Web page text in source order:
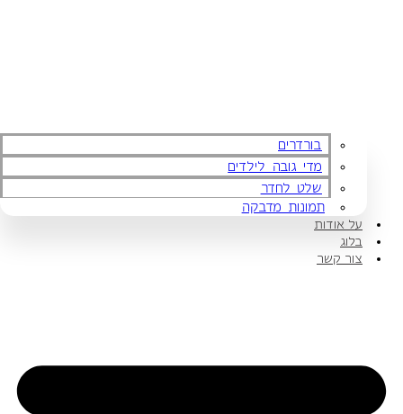
בורדרים
מדי גובה לילדים
שלט לחדר
תמונות מדבקה
על אודות
בלוג
צור קשר